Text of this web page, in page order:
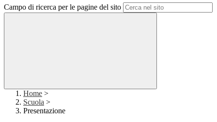
Campo di ricerca per le pagine del sito
Home >
Scuola >
Presentazione